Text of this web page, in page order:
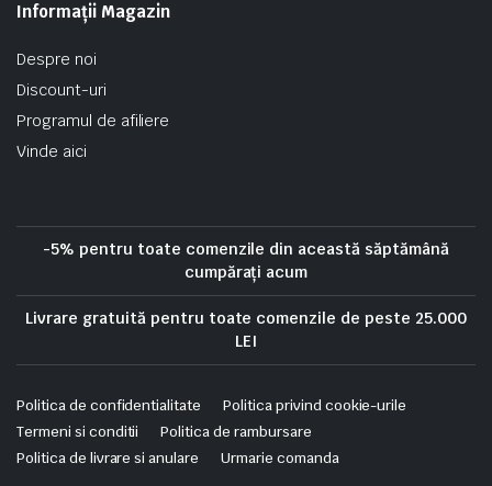
Informații Magazin
Despre noi
Discount-uri
Programul de afiliere
Vinde aici
-5% pentru toate comenzile din această săptămână
cumpărați acum
Livrare gratuită pentru toate comenzile de peste 25.000
LEI
Politica de confidentialitate
Politica privind cookie-urile
Termeni si conditii
Politica de rambursare
Politica de livrare si anulare
Urmarie comanda